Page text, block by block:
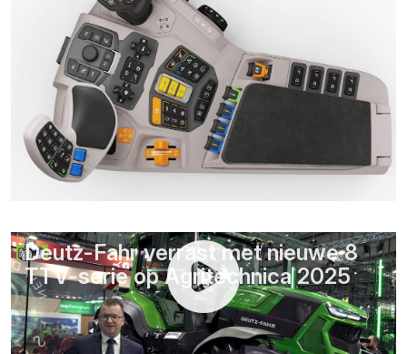
Deutz-Fahr verrast met nieuwe 8
TTV-serie op Agritechnica 2025